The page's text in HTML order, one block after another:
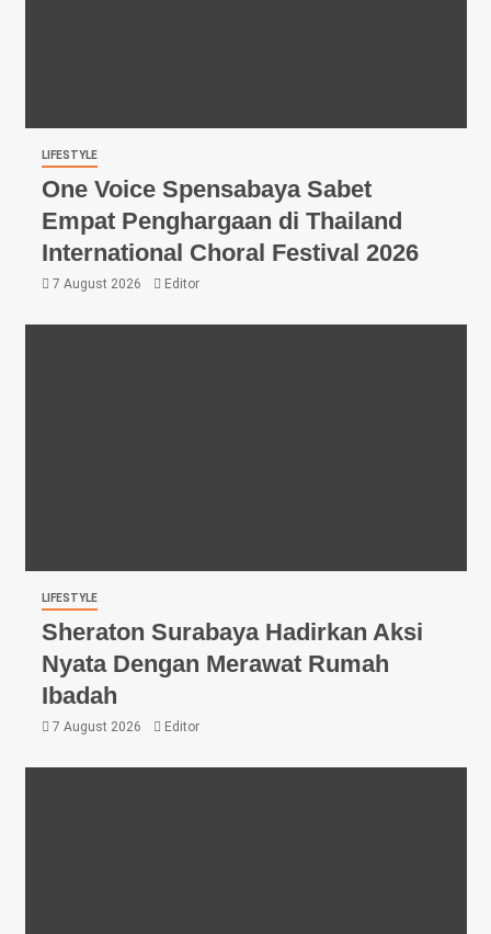
LIFESTYLE
One Voice Spensabaya Sabet
Empat Penghargaan di Thailand
International Choral Festival 2026
7 August 2026 Editor
LIFESTYLE
Sheraton Surabaya Hadirkan Aksi
Nyata Dengan Merawat Rumah
Ibadah
7 August 2026 Editor